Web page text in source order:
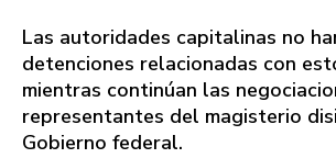
Las autoridades capitalinas no
detenciones relacionadas con
mientras continúan las
representantes del magisterio
Gobierno federal.